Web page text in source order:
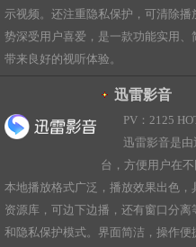
示视频。还注重隐私保护，可清除
势深受用户喜爱，是一款功能实用
带来良好的视听体验。
迅雷影音
PV：2125
迅雷影音是
台，方便用户在
本地播放格式广泛，播放效果出色
资源库，可边下边播，还有窗口分
和隐私保护模式。界面简洁，操作